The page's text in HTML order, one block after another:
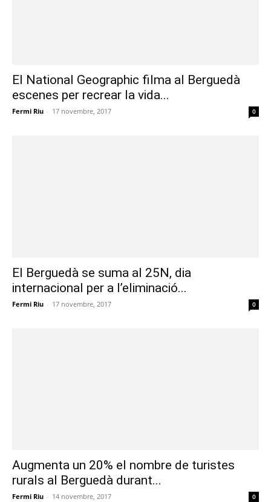
El National Geographic filma al Berguedà
escenes per recrear la vida...
Fermi Riu - 17 novembre, 2017 0
El Berguedà se suma al 25N, dia
internacional per a l’eliminació...
Fermi Riu - 17 novembre, 2017 0
Augmenta un 20% el nombre de turistes
rurals al Berguedà durant...
Fermi Riu - 14 novembre, 2017 0